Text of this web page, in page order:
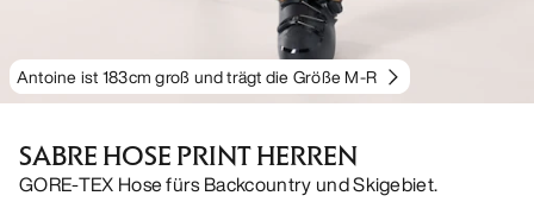
Antoine ist 183cm groß und trägt die Größe M-R
SABRE HOSE PRINT HERREN
GORE-TEX Hose fürs Backcountry und Skigebiet.